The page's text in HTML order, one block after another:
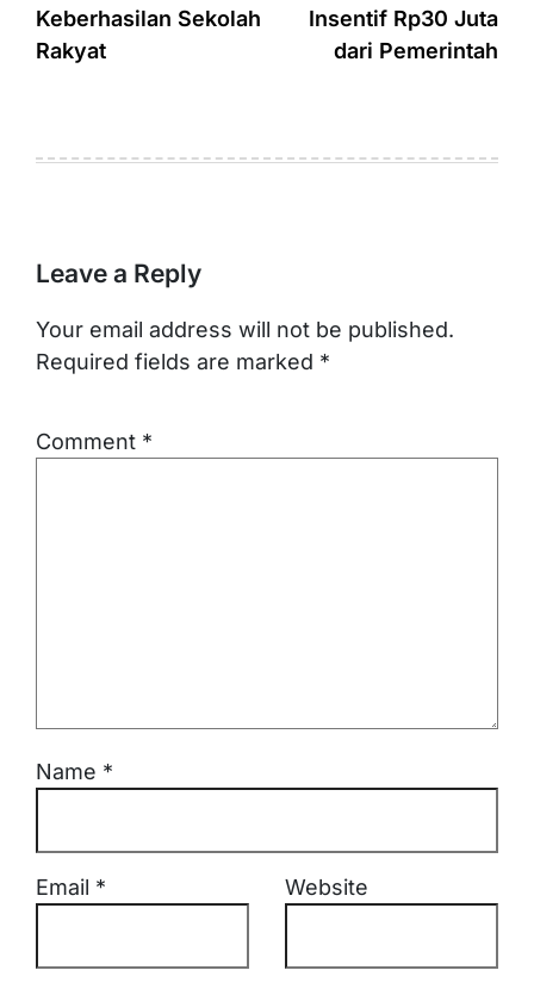
Keberhasilan Sekolah
Rakyat
Insentif Rp30 Juta
dari Pemerintah
Leave a Reply
Your email address will not be published.
Required fields are marked *
Comment *
Name *
Email * Website